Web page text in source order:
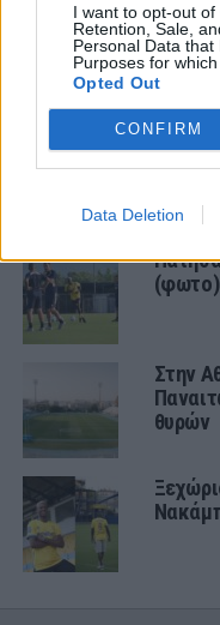
I want to opt-out of
Retention, Sale,
Personal Data
Purposes for
Opted Out
CONFIRM
Data Deletion
ΠΑΝΑΙΤΩΛΙΚΟΣ
Ο
(φωτο)
Στην
θυρών